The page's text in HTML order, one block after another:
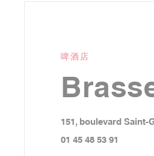
啤酒店
151, boulevard Saint-
01 45 48 53 91